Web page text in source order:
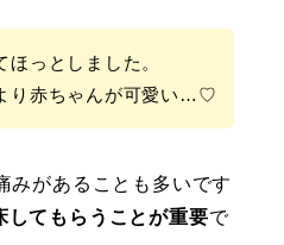
ほっとしました。
り赤ちゃんが可愛い…♡
みがあることも多いです
してもらうことが重要で